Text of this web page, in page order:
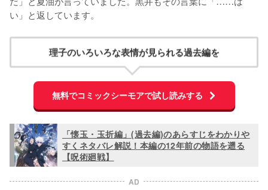
い」と返しています。
理子のいろいろな表情が見られる過去編を
無料でコミックシーモアで試し読みする
「懐玉・玉折編」(過去編)のあらすじをわかりや
すくネタバレ解説！本編の12年前の物語を遡る
【呪術廻戦】
AD